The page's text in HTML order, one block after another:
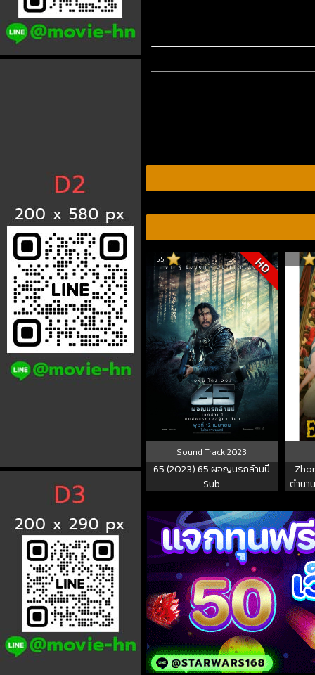
5.5 HD
Sound Track2023
65 (2023) 65 ผจญนรกล้านปี
Sub
ตำนา